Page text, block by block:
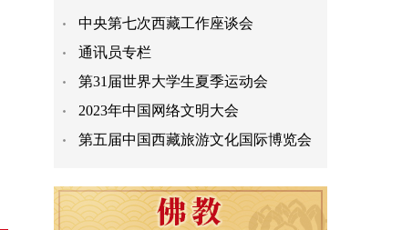
中央第七次西藏工作座谈会
通讯员专栏
第31届世界大学生夏季运动会
2023年中国网络文明大会
第五届中国西藏旅游文化国际博览会